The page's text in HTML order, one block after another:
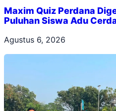
Maxim Quiz Perdana
Puluhan Siswa Adu
Agustus 6, 2026